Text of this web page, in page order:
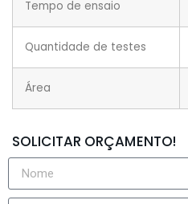
Tempo de ensaio
Quantidade de testes
Área
SOLICITAR ORÇAMENTO!